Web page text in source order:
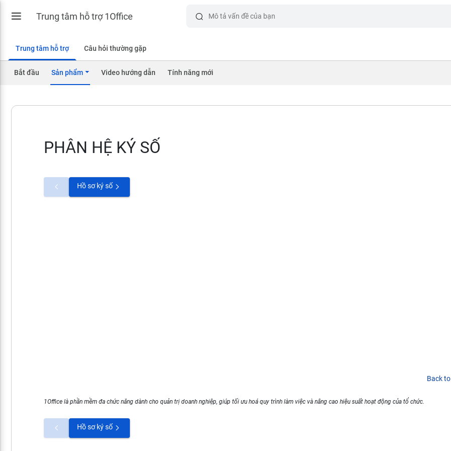
Trung tâm hỗ trợ 1Office
Trung tâm hỗ trợ Câu hỏi thường gặp
Bắt đầu Sản phẩm Video hướng dẫn Tính năng mới
PHÂN HỆ KÝ SỐ
Hồ sơ ký số
Back
1Office là phần mềm đa chức năng dành cho quản trị doanh nghiệp, giúp tối ưu hoá quy trình làm việc và nâng cao hiệu suất hoạt động của tổ chức.
Hồ sơ ký số